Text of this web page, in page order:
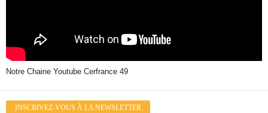
Notre Chaine Youtube Cerfrance 49
INSCRIVEZ-VOUS À LA NEWSLETTER